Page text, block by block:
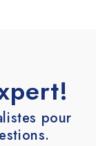
pour